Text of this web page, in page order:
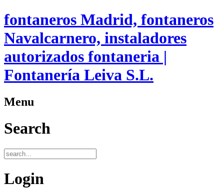
fontaneros Madrid, fontaneros
Navalcarnero, instaladores
autorizados fontaneria |
Fontanería Leiva S.L.
Menu
Search
Login